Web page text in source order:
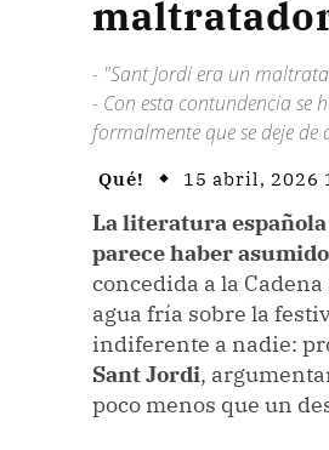
- "Sant Jordi era un
- Con esta contundencia se
formalmente que se deje
Qué! 15 abril, 2026
La literatura
parece haber
concedida a la Cadena
agua fría sobre la
indiferente a nadie:
Sant Jordi,
poco menos que un